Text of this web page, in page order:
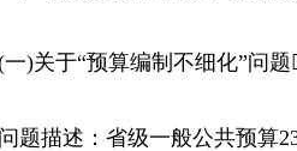
关于“预算编制不细化”问题
描述：省级一般公共预算